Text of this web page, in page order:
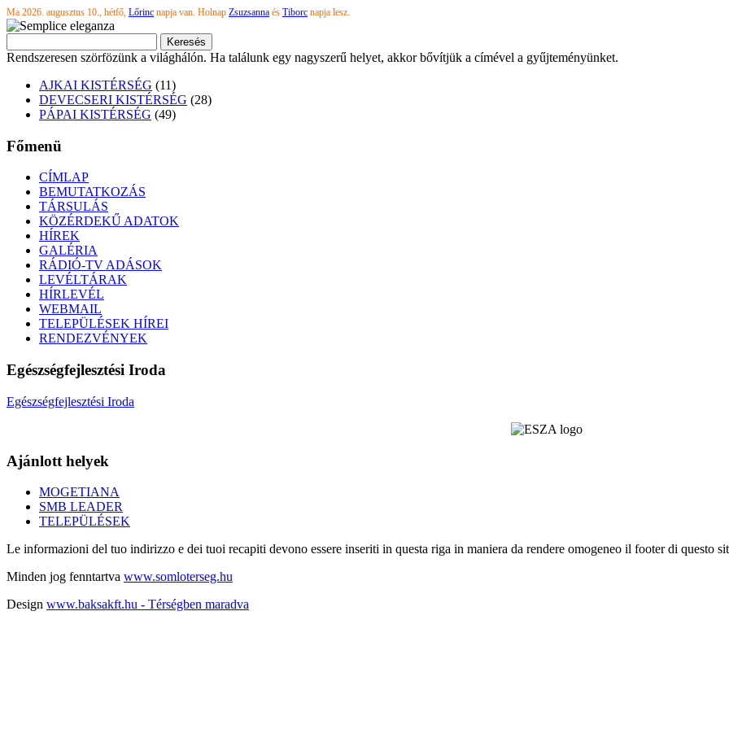
Ma 2026. augusztus 10., hétfő, Lőrinc napja van. Holnap Zsuzsanna és Tiborc napja lesz.
Rendszeresen szörfözünk a világhálón. Ha találunk egy nagyszerű helyet, akkor bővítjük a címével a gyűjteményünket.
AJKAI KISTÉRSÉG (11)
DEVECSERI KISTÉRSÉG (28)
PÁPAI KISTÉRSÉG (49)
Főmenü
CÍMLAP
BEMUTATKOZÁS
TÁRSULÁS
KÖZÉRDEKŰ ADATOK
HÍREK
GALÉRIA
RÁDIÓ-TV ADÁSOK
LEVÉLTÁRAK
HÍRLEVÉL
WEBMAIL
TELEPÜLÉSEK HÍREI
RENDEZVÉNYEK
Egészségfejlesztési Iroda
Egészségfejlesztési Iroda
Ajánlott helyek
MOGETIANA
SMB LEADER
TELEPÜLÉSEK
Le informazioni del tuo indirizzo e dei tuoi recapiti devono essere inseriti in questa riga in maniera da rendere omogeneo il footer di questo
Minden jog fenntartva www.somloterseg.hu
Design www.baksakft.hu - Térségben maradva